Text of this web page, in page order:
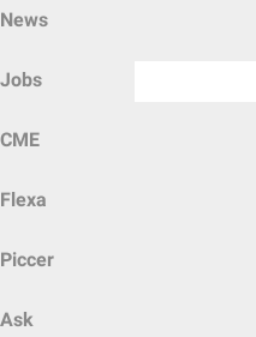
News
Jobs
CME
Flexa
Piccer
Ask